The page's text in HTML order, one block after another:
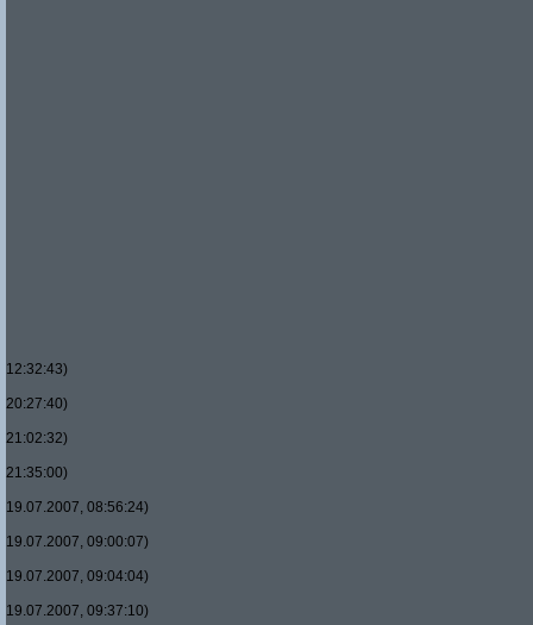
12:32:43)
20:27:40)
21:02:32)
21:35:00)
19.07.2007, 08:56:24)
19.07.2007, 09:00:07)
19.07.2007, 09:04:04)
19.07.2007, 09:37:10)